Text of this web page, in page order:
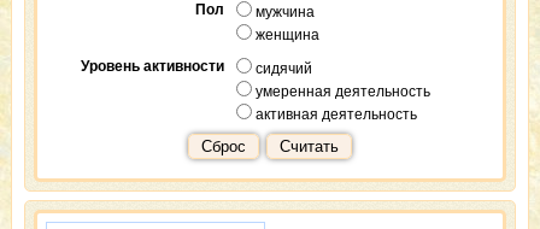
Пол
мужчина
женщина
Уровень активности
сидячий
умеренная деятельность
активная деятельность
Сброс Считать